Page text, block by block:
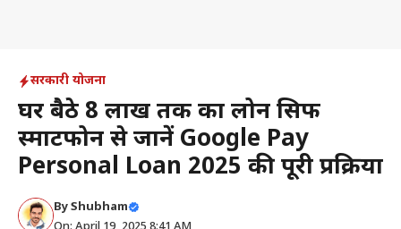
सरकारी योजना
घर बैठे ₹8 लाख तक का लोन सिर्फ
स्मार्टफोन से जानें Google Pay
Personal Loan 2025 की पूरी प्रक्रिया
ByShubham